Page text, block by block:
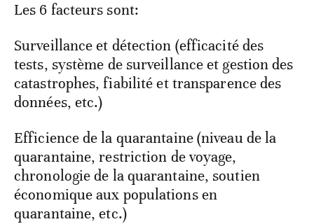
Les 6 facteurs sont:
Surveillance et détection (efficacité des
tests, système de surveillance et gestion des
catastrophes, fiabilité et transparence des
données, etc.)
Efficience de la quarantaine (niveau de la
quarantaine, restriction de voyage,
chronologie de la quarantaine, soutien
économique aux populations en
quarantaine, etc.)